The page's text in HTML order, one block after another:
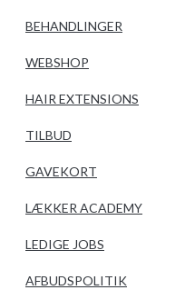
BEHANDLINGER
WEBSHOP
HAIR EXTENSIONS
TILBUD
GAVEKORT
LÆKKER ACADEMY
LEDIGE JOBS
AFBUDSPOLITIK